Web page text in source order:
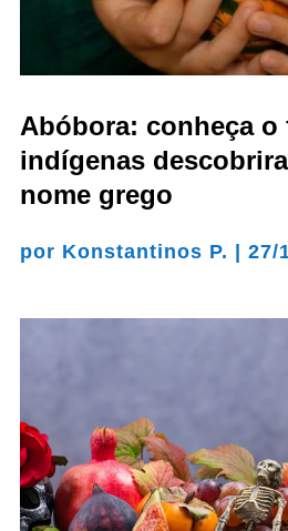
Abóbora: conheça
indígenas
nome grego
por Konstantinos P. | 27/